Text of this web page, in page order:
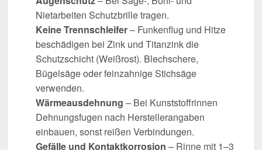
Nietarbeiten Schutzbrille tragen.
Keine Trennschleifer– Funkenflug und Hitze
beschädigen bei Zink und Titanzink die
Schutzschicht (Weißrost). Blechschere,
Bügelsäge oder feinzahnige Stichsäge
verwenden.
Wärmeausdehnung – Bei Kunststoffrinnen
Dehnungsfugen nach Herstellerangaben
einbauen, sonst reißen Verbindungen.
Gefälle und Kontaktkorrosion – Rinne mit 1–3